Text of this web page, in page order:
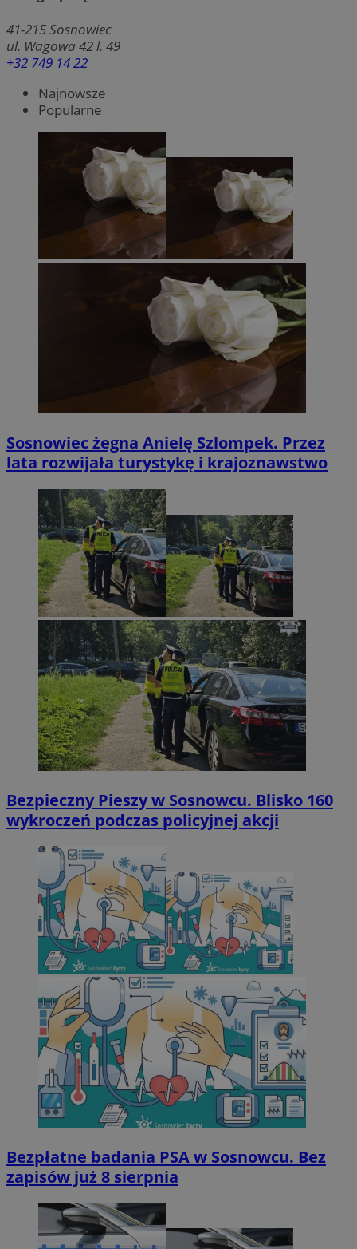
41-215Sosnowiec
ul. Wagowa 42 l. 49
+32 749 14 22
Najnowsze
Popularne
Sosnowiec żegna Anielę Szlompek. Przez
lata rozwijała turystykę i krajoznawstwo
Bezpieczny Pieszy w Sosnowcu. Blisko 160
wykroczeń podczas policyjnej akcji
Bezpłatne badania PSA w Sosnowcu. Bez
zapisów już 8 sierpnia